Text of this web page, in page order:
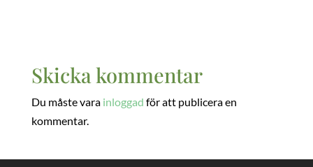
Skicka kommentar
Du måste vara inloggad för att publicera en
kommentar.